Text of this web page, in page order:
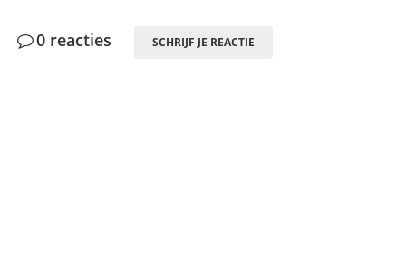
0 reacties SCHRIJF JE REACTIE